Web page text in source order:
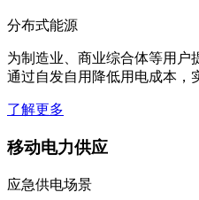
分布式能源
为制造业、商业综合体等用户
通过自发自用降低用电成本，
了解更多
移动电力供应
应急供电场景